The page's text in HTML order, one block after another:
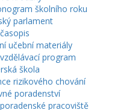
školního roku
parlament
učební materiály
program
škola
rizikového chování
poradenství
pracoviště